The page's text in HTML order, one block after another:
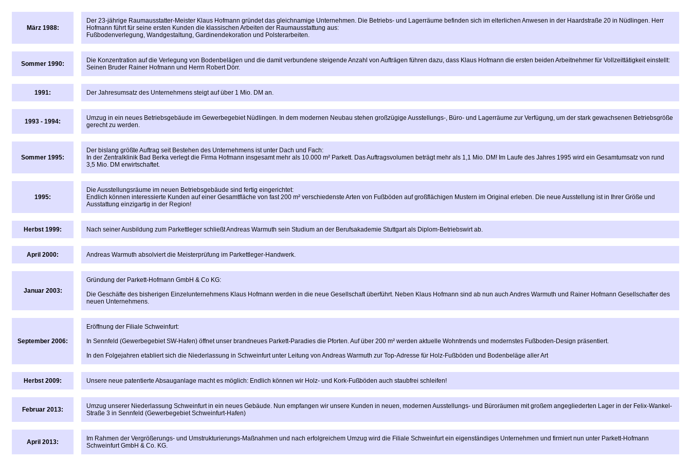
März 1988:
Der 23-jährige Raumausstatter-Meister Klaus Hofmann gründet das gleichnamige Unternehmen. Die Betriebs- und Lagerräume befinden sich im elterlichen Anwesen in der Haardstraße 20 in Nüdlingen. Herr
Hofmann führt für seine ersten Kunden die klassischen Arbeiten der Raumausstattung aus:
Fußbodenverlegung, Wandgestaltung, Gardinendekoration und Polsterarbeiten.
Sommer 1990:
Die Konzentration auf die Verlegung von Bodenbelägen und die damit verbundene steigende Anzahl von Aufträgen führen dazu, dass Klaus Hofmann die ersten beiden Arbeitnehmer für Vollzeittätigkeit einstellt:
Seinen Bruder Rainer Hofmann und Herrn Robert Dörr.
1991: Der Jahresumsatz des Unternehmens steigt auf über 1 Mio. DM an.
1993 - 1994:
Umzug in ein neues Betriebsgebäude im Gewerbegebiet Nüdlingen. In dem modernen Neubau stehen großzügige Ausstellungs-, Büro- und Lagerräume zur Verfügung, um der stark gewachsenen Betriebsgröße
gerecht zu werden.
Sommer 1995:
Der bislang größte Auftrag seit Bestehen des Unternehmens ist unter Dach und Fach:
In der Zentralklinik Bad Berka verlegt die Firma Hofmann insgesamt mehr als 10.000 m² Parkett. Das Auftragsvolumen beträgt mehr als 1,1 Mio. DM! Im Laufe des Jahres 1995 wird ein Gesamtumsatz von rund
3,5 Mio. DM erwirtschaftet.
1995:
Die Ausstellungsräume im neuen Betriebsgebäude sind fertig eingerichtet:
Endlich können interessierte Kunden auf einer Gesamtfläche von fast 200 m² verschiedenste Arten von Fußböden auf großflächigen Mustern im Original erleben. Die neue Ausstellung ist in Ihrer Größe und
Ausstattung einzigartig in der Region!
Herbst 1999: Nach seiner Ausbildung zum Parkettleger schließt Andreas Warmuth sein Studium an der Berufsakademie Stuttgart als Diplom-Betriebswirt ab.
April 2000: Andreas Warmuth absolviert die Meisterprüfung im Parkettleger-Handwerk.
Januar 2003:
Gründung der Parkett-Hofmann GmbH & Co KG:
Die Geschäfte des bisherigen Einzelunternehmens Klaus Hofmann werden in die neue Gesellschaft überführt. Neben Klaus Hofmann sind ab nun auch Andres Warmuth und Rainer Hofmann Gesellschafter des
neuen Unternehmens.
September 2006:
Eröffnung der Filiale Schweinfurt:
In Sennfeld (Gewerbegebiet SW-Hafen) öffnet unser brandneues Parkett-Paradies die Pforten. Auf über 200 m² werden aktuelle Wohntrends und modernstes Fußboden-Design präsentiert.
In den Folgejahren etabliert sich die Niederlassung in Schweinfurt unter Leitung von Andreas Warmuth zur Top-Adresse für Holz-Fußböden und Bodenbeläge aller Art
Herbst 2009: Unsere neue patentierte Absauganlage macht es möglich: Endlich können wir Holz- und Kork-Fußböden auch staubfrei schleifen!
Februar 2013:
Umzug unserer Niederlassung Schweinfurt in ein neues Gebäude. Nun empfangen wir unsere Kunden in neuen, modernen Ausstellungs- und Büroräumen mit großem angegliederten Lager in der Felix-Wankel-
Straße 3 in Sennfeld (Gewerbegebiet Schweinfurt-Hafen)
April 2013:
Im Rahmen der Vergrößerungs- und Umstrukturierungs-Maßnahmen und nach erfolgreichem Umzug wird die Filiale Schweinfurt ein eigenständiges Unternehmen und firmiert nun unter Parkett-Hofmann
Schweinfurt GmbH & Co. KG.